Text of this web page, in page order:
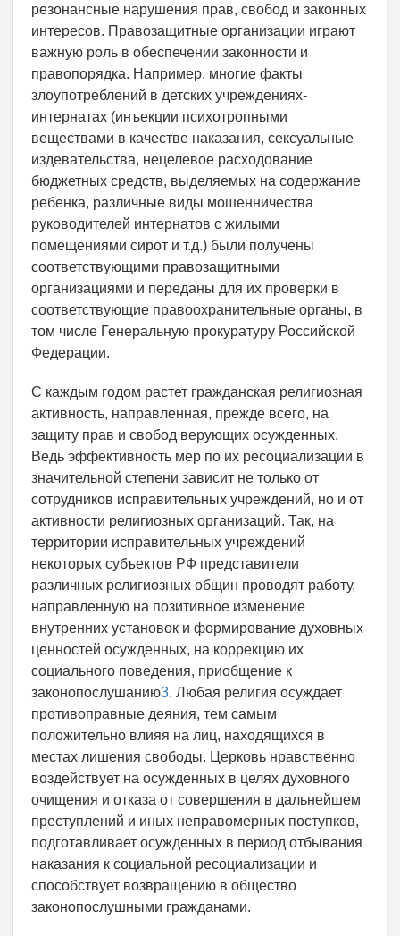
резонансные нарушения прав, свобод и законных
интересов. Правозащитные организации играют
важную роль в обеспечении законности и
правопорядка. Например, многие факты
злоупотреблений в детских учреждениях-
интернатах (инъекции психотропными
веществами в качестве наказания, сексуальные
издевательства, нецелевое расходование
бюджетных средств, выделяемых на содержание
ребенка, различные виды мошенничества
руководителей интернатов с жилыми
помещениями сирот и т.д.) были получены
соответствующими правозащитными
организациями и переданы для их проверки в
соответствующие правоохранительные органы, в
том числе Генеральную прокуратуру Российской
Федерации.
С каждым годом растет гражданская религиозная
активность, направленная, прежде всего, на
защиту прав и свобод верующих осужденных.
Ведь эффективность мер по их ресоциализации в
значительной степени зависит не только от
сотрудников исправительных учреждений, но и от
активности религиозных организаций. Так, на
территории исправительных учреждений
некоторых субъектов РФ представители
различных религиозных общин проводят работу,
направленную на позитивное изменение
внутренних установок и формирование духовных
ценностей осужденных, на коррекцию их
социального поведения, приобщение к
законопослушанию3. Любая религия осуждает
противоправные деяния, тем самым
положительно влияя на лиц, находящихся в
местах лишения свободы. Церковь нравственно
воздействует на осужденных в целях духовного
очищения и отказа от совершения в дальнейшем
преступлений и иных неправомерных поступков,
подготавливает осужденных в период отбывания
наказания к социальной ресоциализации и
способствует возвращению в общество
законопослушными гражданами.